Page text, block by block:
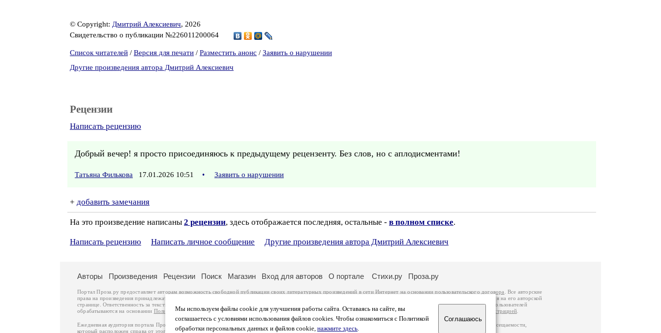
© Copyright: Дмитрий Алексиевич, 2026
Свидетельство о публикации №226011200064
Список читателей / Версия для печати / Разместить анонс / Заявить о нарушении
Другие произведения автора Дмитрий Алексиевич
Рецензии
Написать рецензию
Добрый вечер! я просто присоединяюсь к предыдущему рецензенту. Без слов, но с аплодисментами!
Татьяна Филькова 17.01.2026 10:51 • Заявить о нарушении
+ добавить замечания
На это произведение написаны 2 рецензии, здесь отображается последняя, остальные - в полном списке.
Написать рецензию Написать личное сообщение Другие произведения автора Дмитрий Алексиевич
Мы используем файлы cookie для улучшения работы сайта. Оставаясь на сайте, вы
соглашаетесь с условиями использования файлов cookies. Чтобы ознакомиться с Политикой
обработки персональных данных и файлов cookie, нажмите здесь.
Соглашаюсь
Авторы Произведения Рецензии Поиск Магазин Вход для авторов О портале Стихи.ру Проза.ру
Портал Проза.ру предоставляет авторам возможность свободной публикации своих литературных произведений в сети Интернет на основаниипользовательского договора
. Все авторские
права на произведения принадлежат авторам и охраняются
. Перепечатка произведений возможна только с согласия его автора, к которому вы можете обратиться на его авторской
странице. Ответственность за тексты произведений авторы несут самостоятельно на основании
законодательства Российской Федерации. Данные пользователей
обрабатываются на основании Политики обработки персональных данных. Вы также можете посмотреть более подробнуюинформацию о портале связаться с администрацией
Ежедневная аудитория портала Проза.ру – порядка 100 тысяч посетителей, которые в общей сумме просматривают более полумиллиона страниц по данным счетчика посещаемости,
который расположен справа от этого текста. В каждой графе указано по две цифры: количество просмотров и количество посетителей.